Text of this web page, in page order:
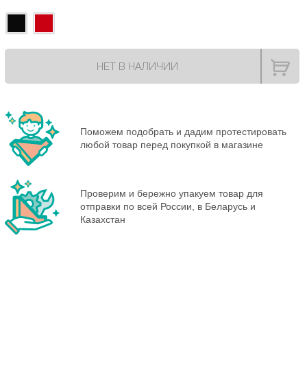
НЕТ В НАЛИЧИИ
Поможем подобрать и дадим протестировать
любой товар перед покупкой в магазине
Проверим и бережно упакуем товар для
отправки по всей России, в Беларусь и
Казахстан